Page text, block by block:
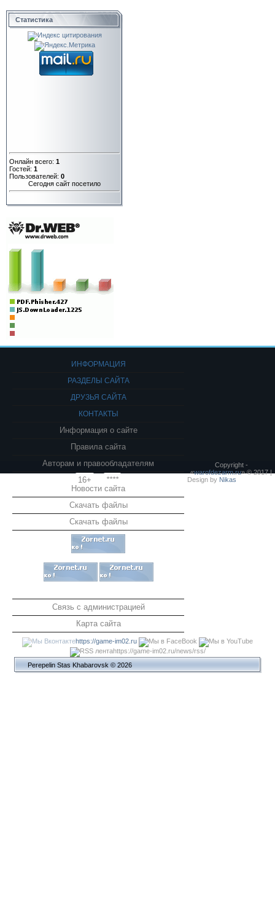
Статистика
Онлайн всего: 1
Гостей: 1
Пользователей: 0
Сегодня сайт посетило
ИНФОРМАЦИЯ
РАЗДЕЛЫ САЙТА
ДРУЗЬЯ САЙТА
КОНТАКТЫ
Информация о сайте
Правила сайта
Авторам и правообладателям
16+
****
Новости сайта
Скачать файлы
Скачать файлы
Связь с администрацией
Карта сайта
Copyright -
«warofdezarm.ru» © 2017 |
Design by Nikas
https://game-im02.ru
https://game-im02.ru/news/rss/
Perepelin Stas Khabarovsk © 2026